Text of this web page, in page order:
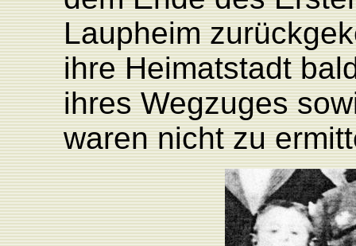
Laupheim
ihre Heimatstadt
ihres Wegzuges
waren nicht zu